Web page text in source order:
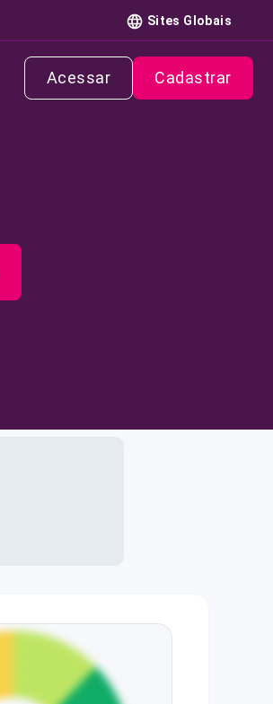
Sites Globais
Acessar Cadastrar